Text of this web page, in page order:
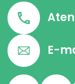
E-